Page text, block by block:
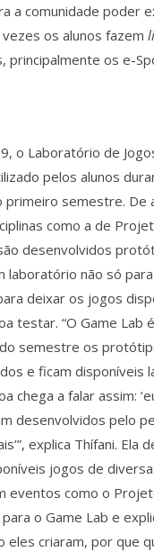
a comunidade poder
os alunos fazem
principalmente os e-
o Laboratório de
pelos alunos
primeiro semestre. De
como a de
desenvolvidos
laboratório não só
deixar os jogos
testar. “O Game Lab
semestre os
e ficam disponíveis
chega a falar assim:
desenvolvidos pelo
explica Thífani. Ela
jogos de
eventos como o
o Game Lab e
eles criaram, por que